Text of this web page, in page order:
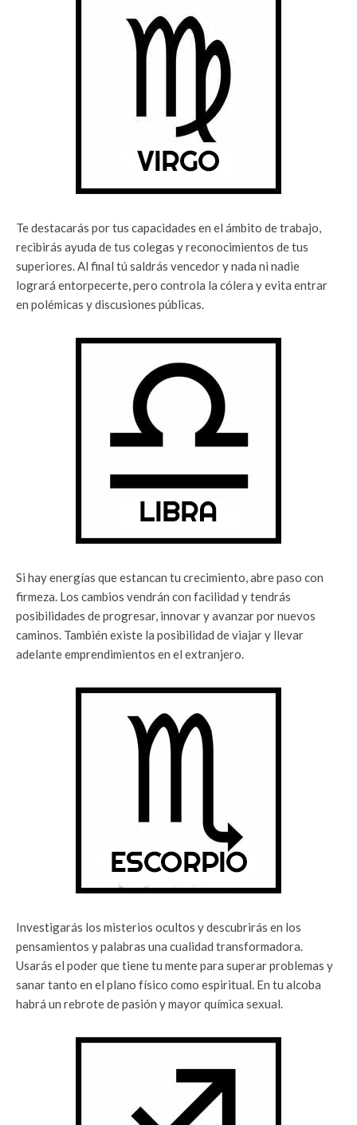
Te destacarás por tus capacidades en el ámbito de trabajo,
recibirás ayuda de tus colegas y reconocimientos de tus
superiores. Al final tú saldrás vencedor y nada ni nadie
logrará entorpecerte, pero controla la cólera y evita entrar
en polémicas y discusiones públicas.
Si hay energías que estancan tu crecimiento, abre paso con
firmeza. Los cambios vendrán con facilidad y tendrás
posibilidades de progresar, innovar y avanzar por nuevos
caminos. También existe la posibilidad de viajar y llevar
adelante emprendimientos en el extranjero.
Investigarás los misterios ocultos y descubrirás en los
pensamientos y palabras una cualidad transformadora.
Usarás el poder que tiene tu mente para superar problemas y
sanar tanto en el plano físico como espiritual. En tu alcoba
habrá un rebrote de pasión y mayor química sexual.